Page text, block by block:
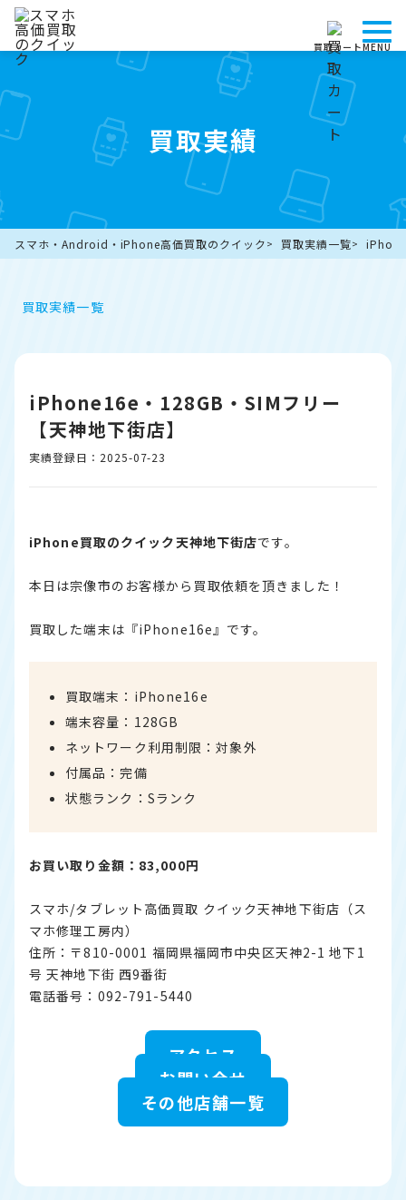
買取カートMENU
買取実績
スマホ・Android・iPhone高価買取のクイック 買取実績一覧
買取実績一覧
iPhone16e・128GB・SIMフリー
【天神地下街店】
実績登録日：2025-07-23
iPhone買取のクイック天神地下街店です。
本日は宗像市のお客様から買取依頼を頂きました！
買取した端末は『iPhone16e』です。
買取端末：iPhone16e
端末容量：128GB
ネットワーク利用制限：対象外
付属品：完備
状態ランク：Sランク
お買い取り金額：83,000円
スマホ/タブレット高価買取 クイック天神地下街店（ス
マホ修理工房内）
住所：〒810-0001 福岡県福岡市中央区天神2-1 地下1
号 天神地下街 西9番街
電話番号：092-791-5440
アクセス
お問い合せ
その他店舗一覧